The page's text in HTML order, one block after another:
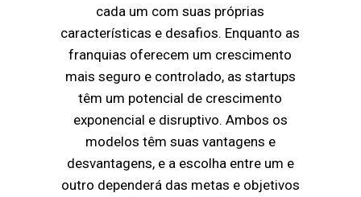
cada um com suas próprias
características e desafios. Enquanto as
franquias oferecem um crescimento
mais seguro e controlado, as startups
têm um potencial de crescimento
exponencial e disruptivo. Ambos os
modelos têm suas vantagens e
desvantagens, e a escolha entre um e
outro dependerá das metas e objetivos